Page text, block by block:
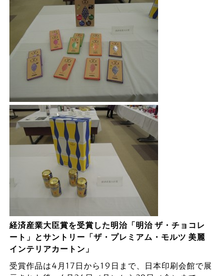
経済産業大臣賞を受賞した明治「明治 ザ・チョコレ
ート」とサントリー「ザ・プレミアム・モルツ 美麗
インテリアカートン」
受賞作品は4月17日から19日まで、日本印刷会館で展